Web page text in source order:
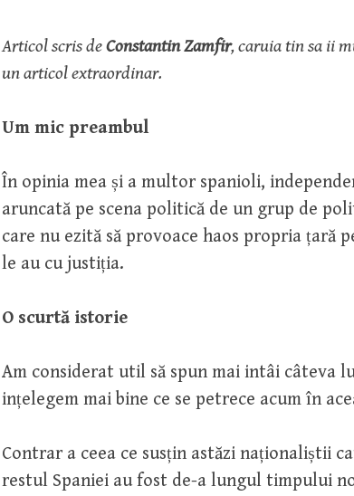
Articol scris deConstantin Zamfir, caruia tin sa ii
un articol extraordinar.
Um mic preambul
În opinia mea și a multor spanioli,
aruncată pe scena politică de un grup de
care nu ezită să provoace haos propria țară
le au cu justiția.
O scurtă istorie
Am considerat util să spun mai intâi câteva
ințelegem mai bine ce se petrece acum în
Contrar a ceea ce susțin astăzi naționaliștii
restul Spaniei au fost de-a lungul timpului